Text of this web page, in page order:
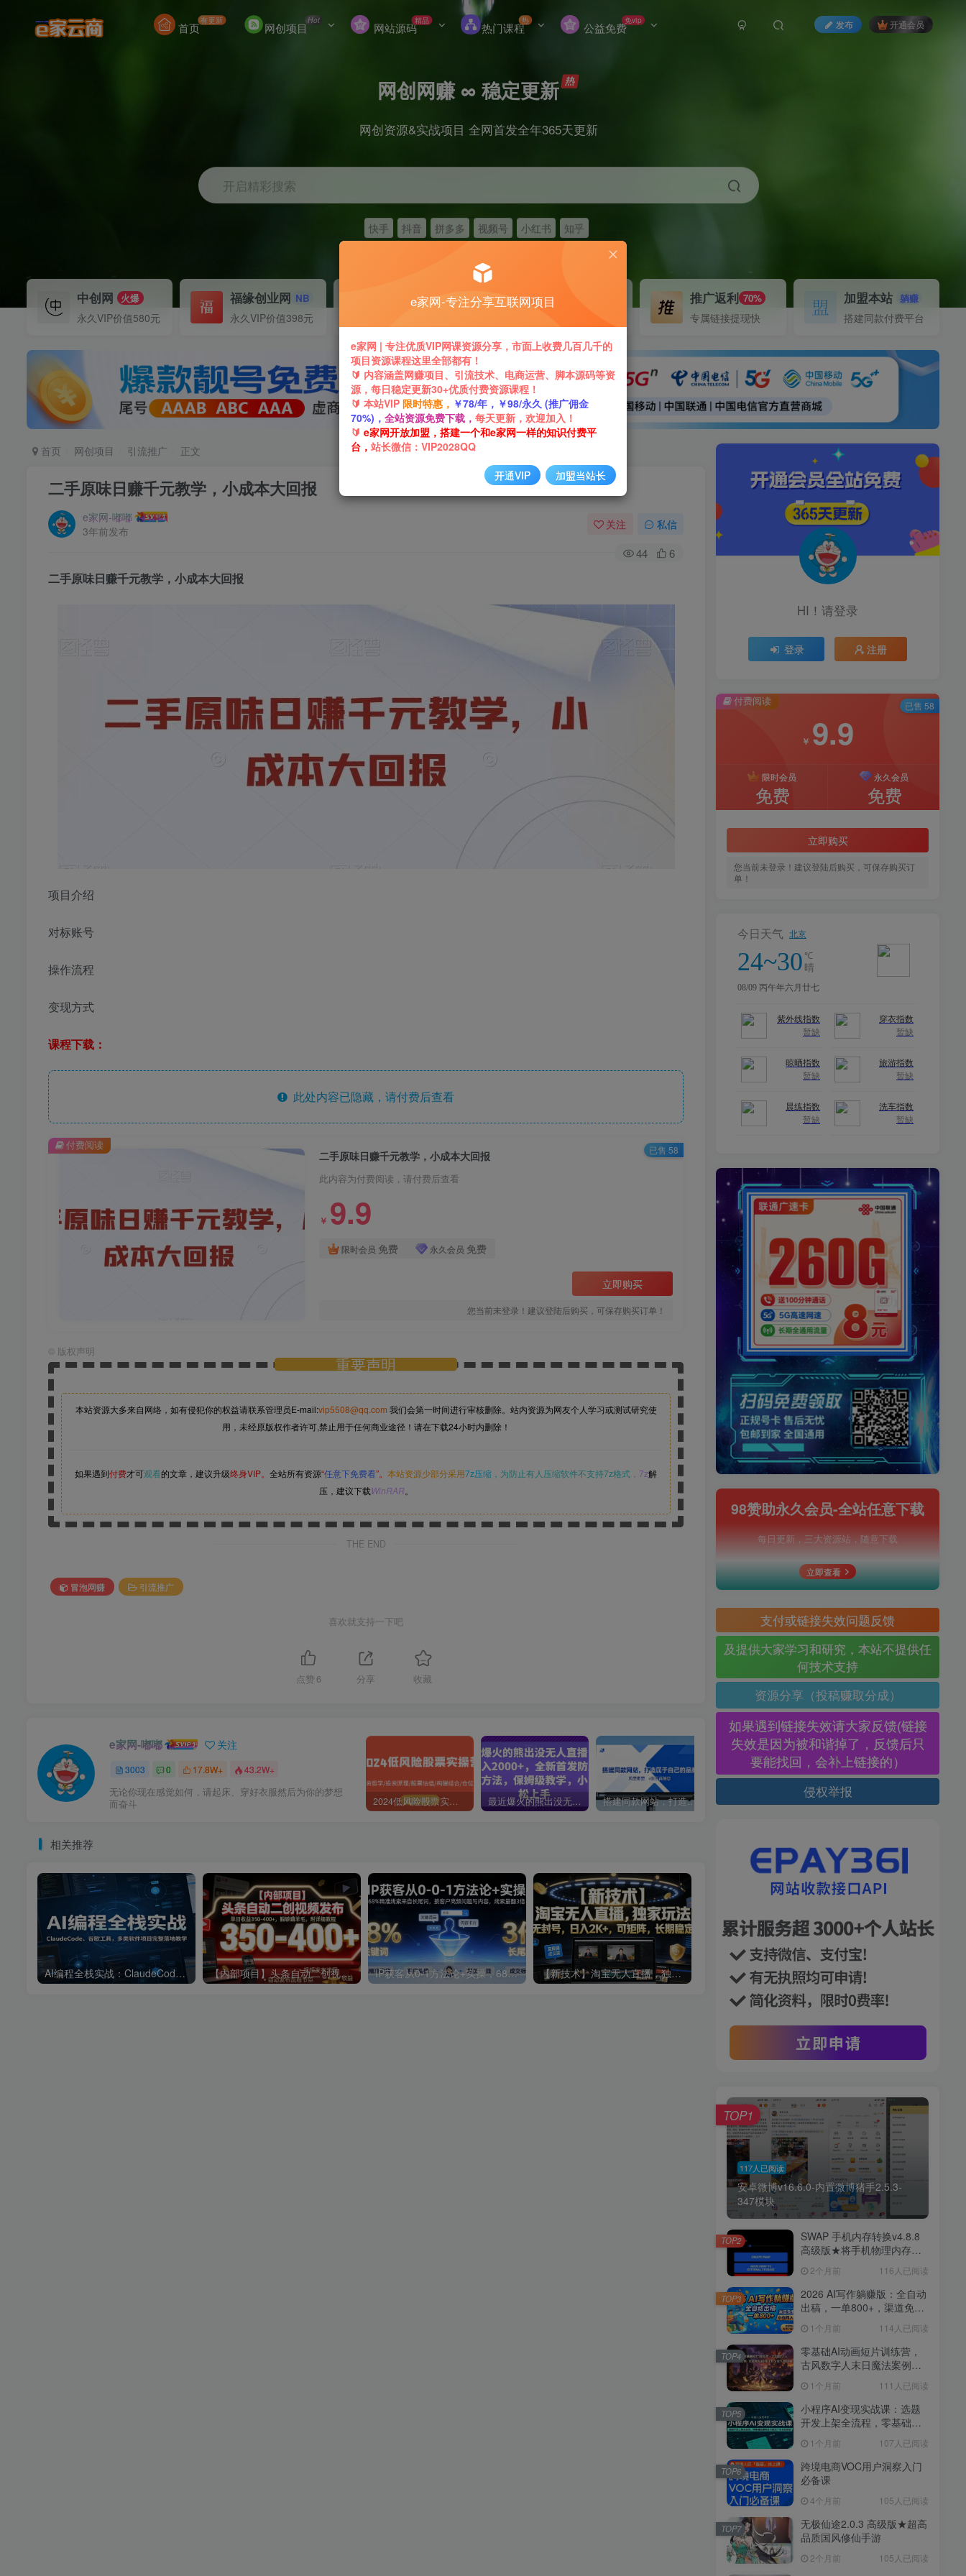
首页有更新 网创项目Hot 网站源码精品 热门课程热 公益免费免vip 发布 开通会员
网创网赚 ∞ 稳定更新
网创资源&实战项目 全网首发全年365天更新
开启精彩搜索
快手 抖音 拼多多 视频号 小红书 知乎
中创网 火爆
永久VIP价值580元
福缘创业网 NB
永久VIP价值398元
冒泡网赚 老牌 VIP会员 推广返利 70%
专属链接提现快
加盟本站 躺赚
搭建同款付费平台
首页 网创项目 引流推广 正文
二手原味日赚千元教学，小成本大回报
e家网-嘟嘟
3年前发布
关注 私信
44 6
二手原味日赚千元教学 ，小成本大回报
项目介绍
对标账号
操作流程
变现方式
课程下载：
此处内容已隐藏，请付费后查看
二手原味日赚千元教学，小成本大回报
此内容为付费阅读，请付费后查看
￥ 9.9
限时会员 免费 永久会员 免费
立即购买
您当前未登录！建议登陆后购买，可保存购买订单！
付费阅读 已售 58
© 版权声明
重要声明
本站资源大多来自网络，如有侵犯你的权益请联系管理员E-mail:vip5508@qq.com 我们会第一时间进行审核删除。站内资源为网友个人学习或测试研究使
用，未经原版权作者许可,禁止用于任何商业途径！请在下载24小时内删除！
如果遇到付费才可观看的文章，建议升级终身VIP。 全站所有资源“任意下免费看”。 本站资源少部分采用7z压缩， 为防止有人压缩软件不支持7z格式 ，7z解
压，建议下载WinRAR。
THE END
冒泡网赚 引流推广
喜欢就支持一下吧
点赞 6 分享 收藏
e家网-嘟嘟 关注
3003 0 17.8W+ 43.2W+
无论你现在感觉如何，请起床、穿好衣服然后为你的梦想
而奋斗
2024低风险股票实操营：投资哲学/投资原理/股票估值/构建组合/仓位控制 最近爆火的熊出没无人直播，轻松日入2000+，全新首发防版权违规方法【揭秘】 搭建同款网站，打造自己的品牌 快递掘金项目，0门槛，日搞1000+很轻松，小白即可上手
相关推荐
AI编程全栈实战：ClaudeCode、谷歌工具，多类软件项目完整落地教学 【内部项目】头条自动二创视频发布，单日收益350-400+，躺賺薅羊毛，附详细教程【揭秘】 IP获客从0-1方法论+实操，68%精准线索来自长尾词，按客户高频问题写内容，线索量翻3倍 【新技术】淘宝无人直播，独家玩法，无封号，日入2K+，可矩阵，长期稳定【揭秘】 AI个体增长火箭班6月4天直播课，一人公司-实体获客-商机洞察，在躺平和内卷之间找到“普通人创收”的第三曲线
HI！请登录
登录 注册
付费阅读
￥ 9.9
限时会员
免费
永久会员
免费
立即购买
您当前未登录！建议登陆后购买，可保存购买订
单！
已售 58
98赞助永久会员-全站任意下载
每日更新，三大资源站，随意下载
立即查看
支付或链接失效问题反馈
及提供大家学习和研究，本站不提供任
何技术支持
资源分享（投稿赚取分成）
如果遇到链接失效请大家反馈(链接
失效是因为被和谐掉了，反馈后只
要能找回，会补上链接的）
侵权举报
117人已阅读
安卓微博v16.6.0-内置微博猪手2.5.3-
347模块
TOP1
SWAP 手机内存转换v4.8.8
高级版★将手机物理内存转
2个月前 116人已阅读
TOP2
2026 AI写作躺赚版：全自动
出稿，一单800+，渠道免费
1个月前 114人已阅读
TOP3
零基础AI动画短片训练营，
古风数字人末日魔法案例，
讲解1个月前 111人已阅读
TOP4
小程序AI变现实战课：选题
开发上架全流程，零基础搭
1个月前 107人已阅读
TOP5
跨境电商VOC用户洞察入门
必备课
4个月前 105人已阅读
TOP6
无极仙途2.0.3 高级版★超高
品质国风修仙手游
2个月前 105人已阅读
TOP7
e家网-专注分享互联网项目
e家网 | 专注优质VIP网课资源分享，市面上收费几百几千的
项目资源课程这里全部都有！
🔰 内容涵盖网赚项目、引流技术、电商运营、脚本源码等资
源，每日稳定更新30+优质付费资源课程！
🔰 本站VIP 限时特惠， ￥78/年，￥98/永久 (推广佣金
70%)， 全站资源免费下载， 每天更新，欢迎加入！
🔰 e家网开放加盟，搭建一个和e家网一样的知识付费平
台， 站长微信：VIP2028QQ
开通VIP 加盟当站长